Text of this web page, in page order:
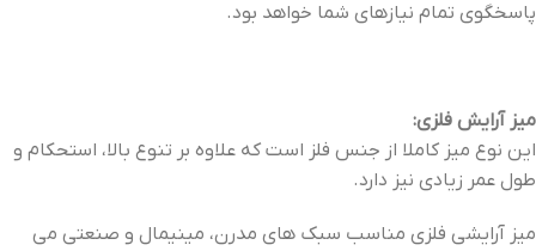
پاسخگوی تمام نیازهای شما خواهد بود.
میز آرایش فلزی:
این نوع میز کاملا از جنس فلز است که علاوه بر تنوع بالا، استحکام و
طول عمر زیادی نیز دارد.
میز آرایشی فلزی مناسب سبک های مدرن، مینیمال و صنعتی می